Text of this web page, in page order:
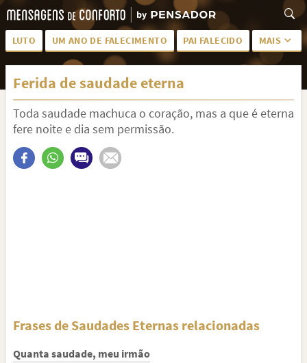
LUTO UM ANO DE FALECIMENTO PAI FALECIDO MAIS
LUTO PARA AMIGA PALAVRAS
PÊSAMES PARA AMIGA DESCANSE EM PAZ
FRASES DE LUTO PARA AMIGO
Ferida de saudade eterna
Toda saudade machuca o coração, mas a que é eterna
fere noite e dia sem permissão.
Frases de Saudades Eternas relacionadas
Quanta saudade, meu irmão